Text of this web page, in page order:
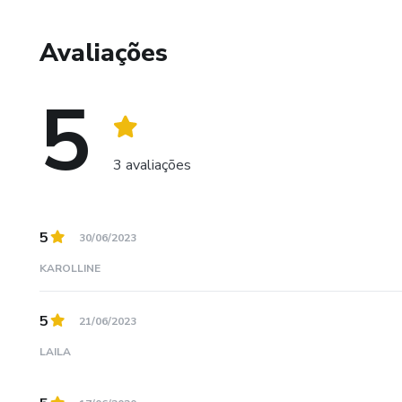
Avaliações
5 3 avaliações
5 30/06/2023
KAROLLINE
5 21/06/2023
LAILA